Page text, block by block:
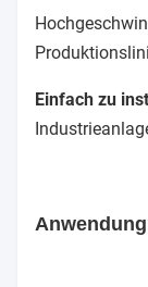
Einfach zu
Anwendung